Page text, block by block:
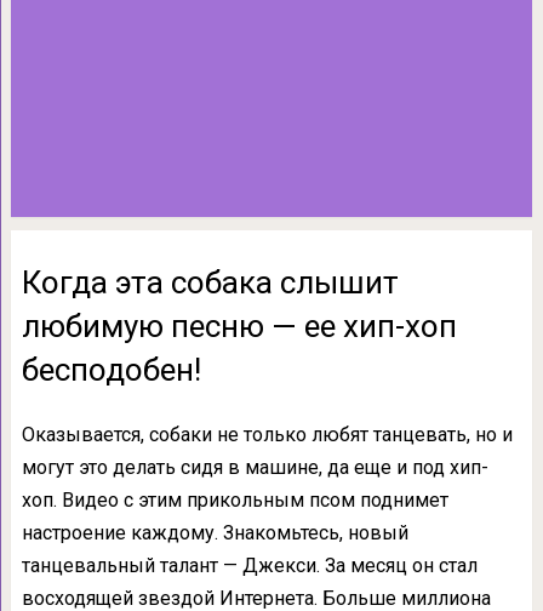
Когда эта собака слышит
любимую песню — ее хип-хоп
бесподобен!
Оказывается, собаки не только любят танцевать, но и
могут это делать сидя в машине, да еще и под хип-
хоп. Видео с этим прикольным псом поднимет
настроение каждому. Знакомьтесь, новый
танцевальный талант — Джекси. За месяц он стал
восходящей звездой Интернета. Больше миллиона